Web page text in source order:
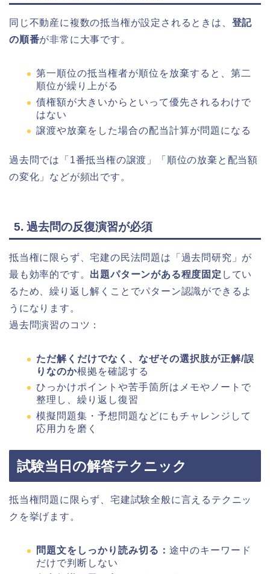
同じ不動産に複数の抵当権が設定されるときは、 登記
の順番が非常に大事です。
第一順位の抵当権者が順位を放棄すると、第二
順位が繰り上がる
債権額が大きいからといって優先されるわけで
はない
譲渡や放棄をした場合の配当計算が問題になる
過去問では「1番抵当権の譲渡」「順位の放棄と配当額
の変化」などが頻出です。
5. 過去問の反復演習が必須
抵当権に限らず、宅建の民法問題は「過去問研究」が
最も効率的です。 出題パターンがある程度固定 してい
るため、繰り返し解くことでパターン認識ができるよ
うになります。
過去問演習のコツ：
ただ解くだけでなく、なぜその選択肢が正解/誤
りなのか根拠を確認する
ひっかけポイントや苦手箇所はメモやノートで
整理し、繰り返し復習
模擬問題集・予想問題などにもチャレンジして
応用力を磨く
試験当日の解答テクニック
抵当権問題に限らず、宅建試験全般に言えるテクニッ
クを挙げます。
問題文をしっかり読み切る： 途中のキーワード
だけで判断しない